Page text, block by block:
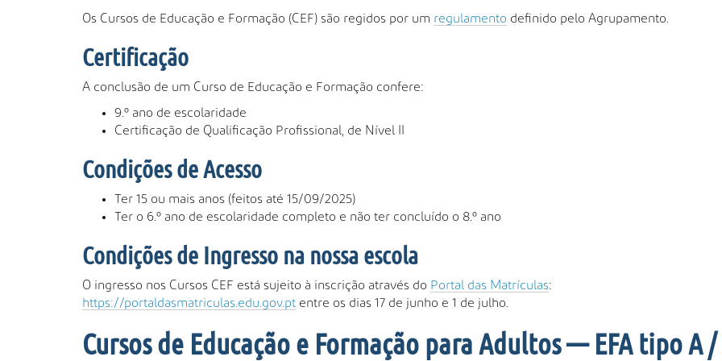
Os Cursos de Educação e Formação (CEF) são regidos por um regulamento definido pelo Agrupamento.
Certificação
A conclusão de um Curso de Educação e Formação confere:
9.º ano de escolaridade
Certificação de Qualificação Profissional, de Nível II
Condições de Acesso
Ter 15 ou mais anos (feitos até 15/09/2025)
Ter o 6.º ano de escolaridade completo e não ter concluído o 8.º ano
Condições de Ingresso na nossa escola
O ingresso nos Cursos CEF está sujeito à inscrição através do Portal das Matrículas:
https://portaldasmatriculas.edu.gov.pt entre os dias 17 de junho e 1 de julho.
Cursos de Educação e Formação para Adultos — EFA tipo A /